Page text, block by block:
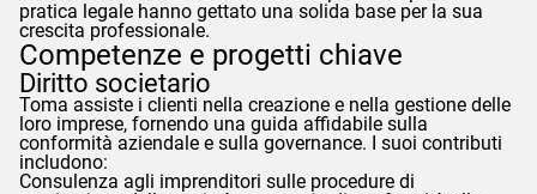
pratica legale hanno gettato una solida base per la sua
crescita professionale.
Competenze e progetti chiave
Diritto societario
Toma assiste i clienti nella creazione e nella gestione delle
loro imprese, fornendo una guida affidabile sulla
conformità aziendale e sulla governance. I suoi contributi
includono:
Consulenza agli imprenditori sulle procedure di